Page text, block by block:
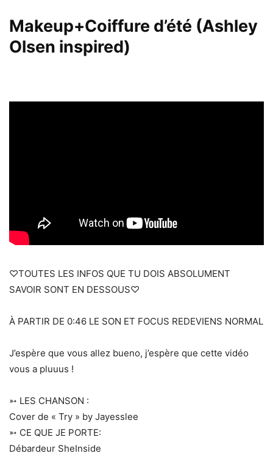
Makeup+Coiffure d’été (Ashley
Olsen inspired)
♡TOUTES LES INFOS QUE TU DOIS ABSOLUMENT
SAVOIR SONT EN DESSOUS♡
À PARTIR DE 0:46 LE SON ET FOCUS REDEVIENS NORMAL
J’espère que vous allez bueno, j’espère que cette vidéo
vous a pluuus !
➳ LES CHANSON :
Cover de « Try » by Jayesslee
➳ CE QUE JE PORTE:
Débardeur SheInside